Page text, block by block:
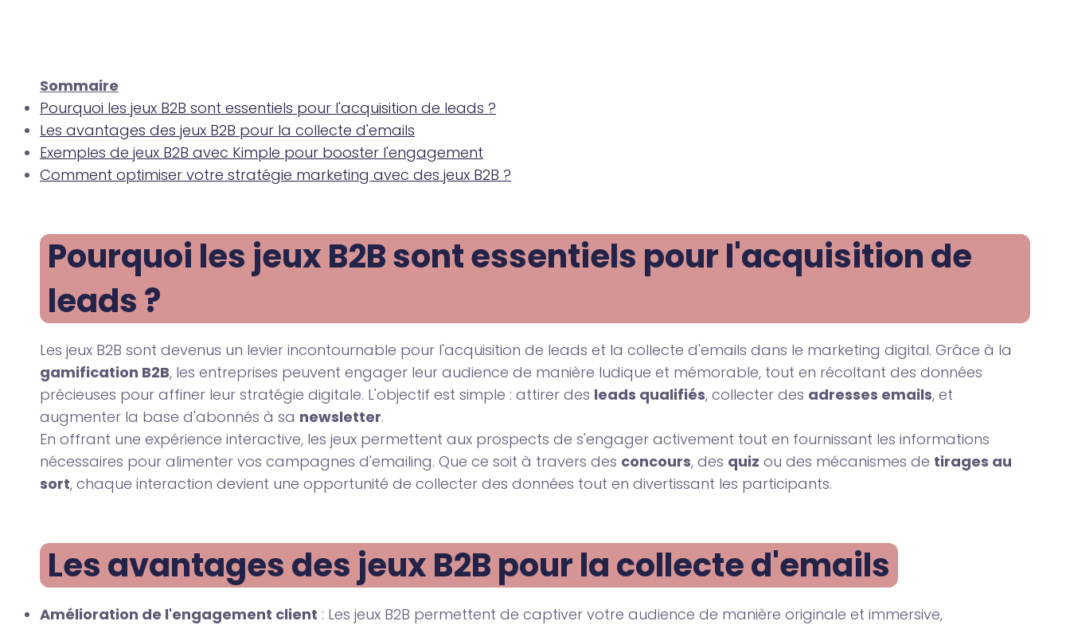
Sommaire
Pourquoi les jeux B2B sont essentiels pour l'acquisition de leads ?
Les avantages des jeux B2B pour la collecte d'emails
Exemples de jeux B2B avec Kimple pour booster l'engagement
Comment optimiser votre stratégie marketing avec des jeux B2B ?
Pourquoi les jeux B2B sont essentiels pour l'acquisition de
leads ?
Les jeux B2B sont devenus un levier incontournable pour l'acquisition de leads et la collecte d'emails dans le marketing digital. Grâce à la
gamification B2B, les entreprises peuvent engager leur audience de manière ludique et mémorable, tout en récoltant des données
précieuses pour affiner leur stratégie digitale. L'objectif est simple : attirer des leads qualifiés, collecter des adresses emails, et
augmenter la base d'abonnés à sa newsletter.
En offrant une expérience interactive, les jeux permettent aux prospects de s'engager activement tout en fournissant les informations
nécessaires pour alimenter vos campagnes d'emailing. Que ce soit à travers des concours, des quiz ou des mécanismes de tirages au
sort, chaque interaction devient une opportunité de collecter des données tout en divertissant les participants.
Les avantages des jeux B2B pour la collecte d'emails
Amélioration de l'engagement client : Les jeux B2B permettent de captiver votre audience de manière originale et immersive,